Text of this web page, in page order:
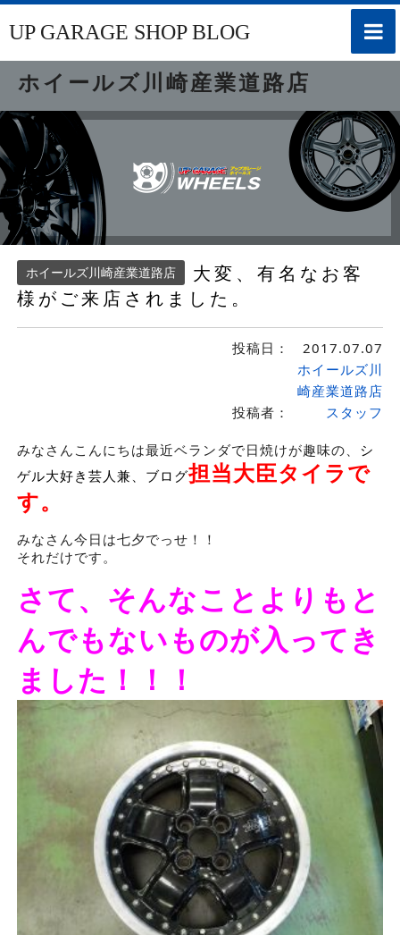
toggle
UP GARAGE SHOP BLOG
ホイールズ川崎産業道路店
ホイールズ川崎産業道路店
大変、有名なお客
様がご来店されました。
投稿日： 2017.07.07
投稿者：
ホイールズ川
崎産業道路店
スタッフ
みなさんこんにちは最近ベランダで日焼けが趣味の、
シ
ゲル大好き芸人兼、ブログ担当大臣タイラで
す。
みなさん今日は七夕でっせ！！
それだけです。
さて、そんなことよりもと
んでもないものが入ってき
ました！！！